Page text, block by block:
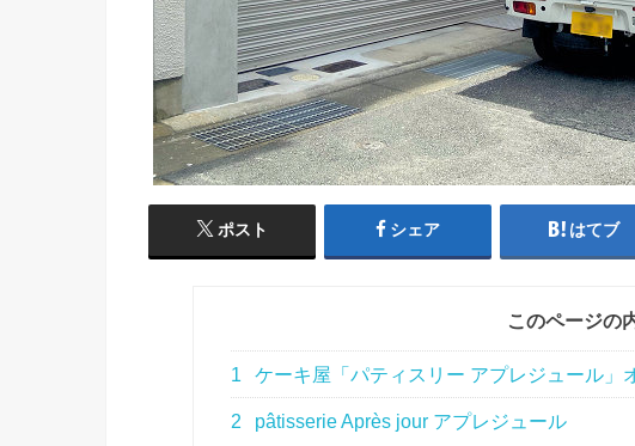
ポスト シェア はてブ
このページの
1 ケーキ屋「パティスリー アプレジュール」
2 pâtisserie Après jour アプレジュール